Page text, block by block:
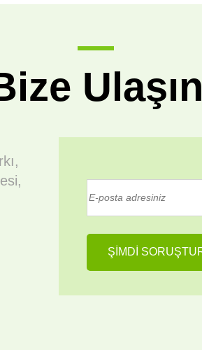
Ulaşın